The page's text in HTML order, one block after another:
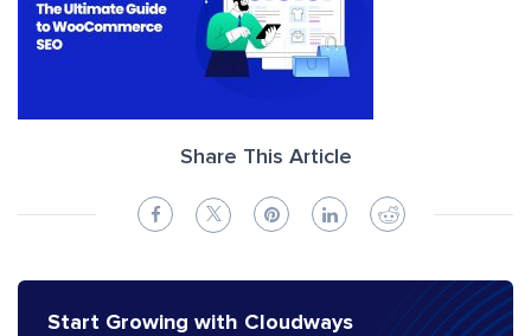
Share This Article
Start Growing with Cloudways